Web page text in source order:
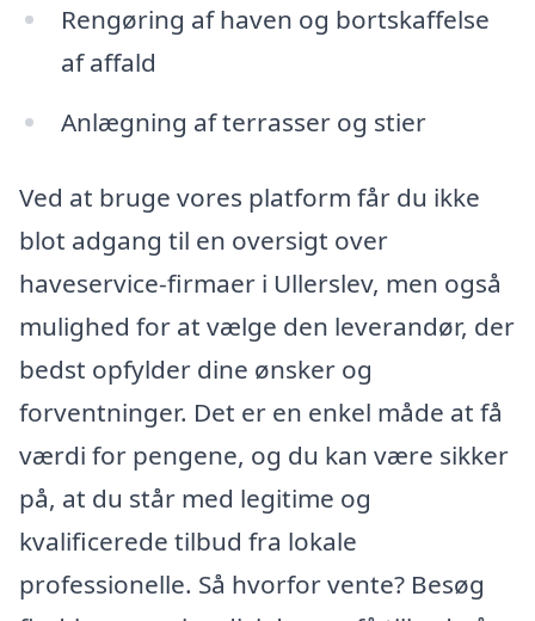
Rengøring af haven og bortskaffelse
af affald
Anlægning af terrasser og stier
Ved at bruge vores platform får du ikke
blot adgang til en oversigt over
haveservice-firmaer i Ullerslev, men også
mulighed for at vælge den leverandør, der
bedst opfylder dine ønsker og
forventninger. Det er en enkel måde at få
værdi for pengene, og du kan være sikker
på, at du står med legitime og
kvalificerede tilbud fra lokale
professionelle. Så hvorfor vente? Besøg